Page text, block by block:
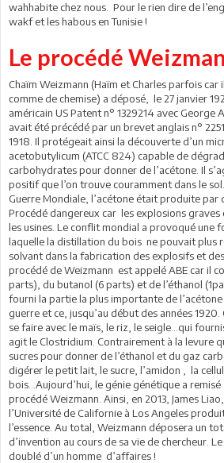
wahhabite chez nous. Pour le rien dire de
wakf et les habous en Tunisie !
Le procédé
Chaïm Weizmann (Haïm et Charles parfois
comme de chemise) a déposé, le 27 janvier
américain US Patent n° 1329214 avec George
avait été précédé par un brevet anglais n°
1918. Il protégeait ainsi la découverte d’un
acetobutylicum (ATCC 824) capable de
carbohydrates pour donner de l’acétone. Il
positif que l’on trouve couramment dans le
Guerre Mondiale, l’acétone était produite par
Procédé dangereux car les explosions
les usines. Le conflit mondial a provoqué une
laquelle la distillation du bois ne pouvait plus
solvant dans la fabrication des explosifs et
procédé de Weizmann est appelé ABE car il
parts), du butanol (6 parts) et de l’éthanol
fourni la partie la plus importante de
guerre et ce, jusqu’au début des années
se faire avec le maïs, le riz, le seigle…qui
agit le Clostridium. Contrairement à la levure
sucres pour donner de l’éthanol et du gaz
digérer le petit lait, le sucre, l’amidon , la
bois…Aujourd’hui, le génie génétique a
procédé Weizmann. Ainsi, en 2013, James
l’Université de Californie à Los Angeles
l’essence. Au total, Weizmann déposera un
d’invention au cours de sa vie de chercheur.
doublé d’un homme d’affaires !